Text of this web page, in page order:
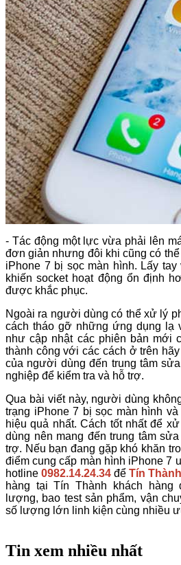
- Tác động một lực vừa phải lên
đơn giản nhưng đôi khi cũng có
iPhone 7 bị sọc màn hình. Lấy
khiến socket hoạt động ổn định
được khắc phục.
Ngoài ra người dùng có thể xử lý
cách tháo gỡ những ứng dụng lạ
như cập nhật các phiên bản mới
thành công với các cách ở trên
của người dùng đến trung tâm
nghiệp để kiểm tra và hỗ trợ.
Qua bài viết này, người dùng
trạng iPhone 7 bị sọc màn hình
hiệu quả nhất. Cách tốt nhất để
dùng nên mang đến trung tâm
trợ. Nếu bạn đang gặp khó khăn
điểm cung cấp màn hình iPhone 7
hotline 0982.14.24.34 để Tín Thành
hàng tại Tín Thành khách
lượng, bao test sản phẩm, vận
số lượng lớn linh kiện cùng nhiều
Tin xem nhiều nhất